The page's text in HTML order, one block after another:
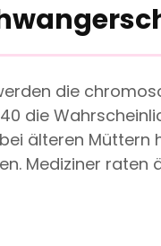
die
die
älteren Müttern
Mediziner